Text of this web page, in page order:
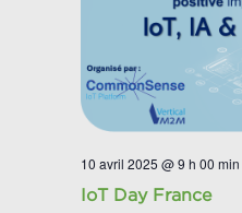
10 avril 2025 @ 9 h 00 min
IoT Day France